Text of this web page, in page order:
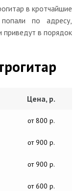
в кротчайшие
по адресу,
приведут в порядок
Цена, р.
от 800 р.
от 900 р.
от 900 р.
от 600 р.